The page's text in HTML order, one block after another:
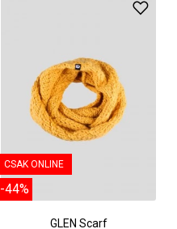
CSAK ONLINE
-44%
GLEN Scarf